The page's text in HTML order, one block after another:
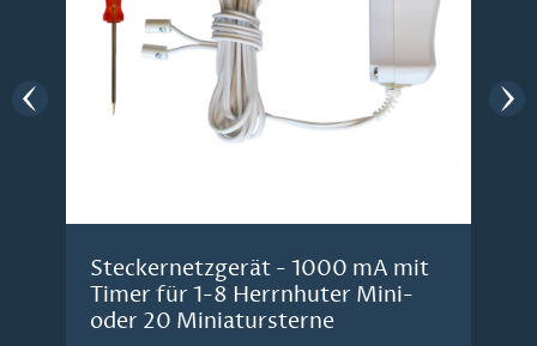
Steckernetzgerät - 1000 mA mit
Timer für 1-8 Herrnhuter Mini-
oder 20 Miniatursterne